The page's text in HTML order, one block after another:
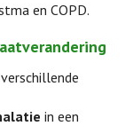
en COPD.
in een